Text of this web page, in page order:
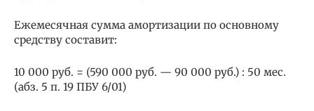
Ежемесячная сумма амортизации по основному
средству составит:
10 000 руб. = (590 000 руб. — 90 000 руб.) : 50 мес.
(абз. 5 п. 19 ПБУ 6/01)